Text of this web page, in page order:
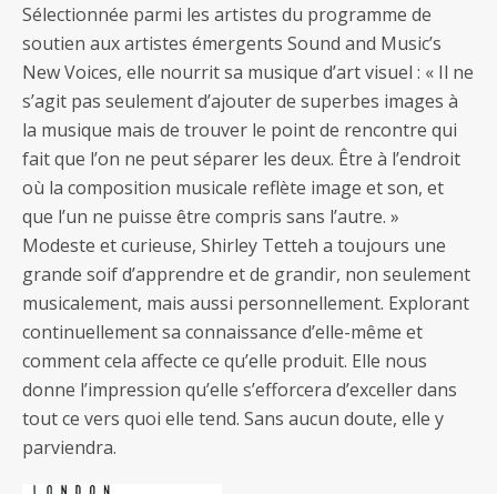
Sélectionnée parmi les artistes du programme de
soutien aux artistes émergents Sound and Music’s
New Voices, elle nourrit sa musique d’art visuel : « Il ne
s’agit pas seulement d’ajouter de superbes images à
la musique mais de trouver le point de rencontre qui
fait que l’on ne peut séparer les deux. Être à l’endroit
où la composition musicale reflète image et son, et
que l’un ne puisse être compris sans l’autre. »
Modeste et curieuse, Shirley Tetteh a toujours une
grande soif d’apprendre et de grandir, non seulement
musicalement, mais aussi personnellement. Explorant
continuellement sa connaissance d’elle-même et
comment cela affecte ce qu’elle produit. Elle nous
donne l’impression qu’elle s’efforcera d’exceller dans
tout ce vers quoi elle tend. Sans aucun doute, elle y
parviendra.